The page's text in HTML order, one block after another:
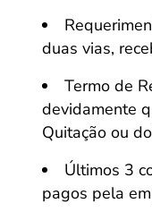
duas vias,
Termo de
devidamente
Quitação ou
Últimos 3
pagos pela